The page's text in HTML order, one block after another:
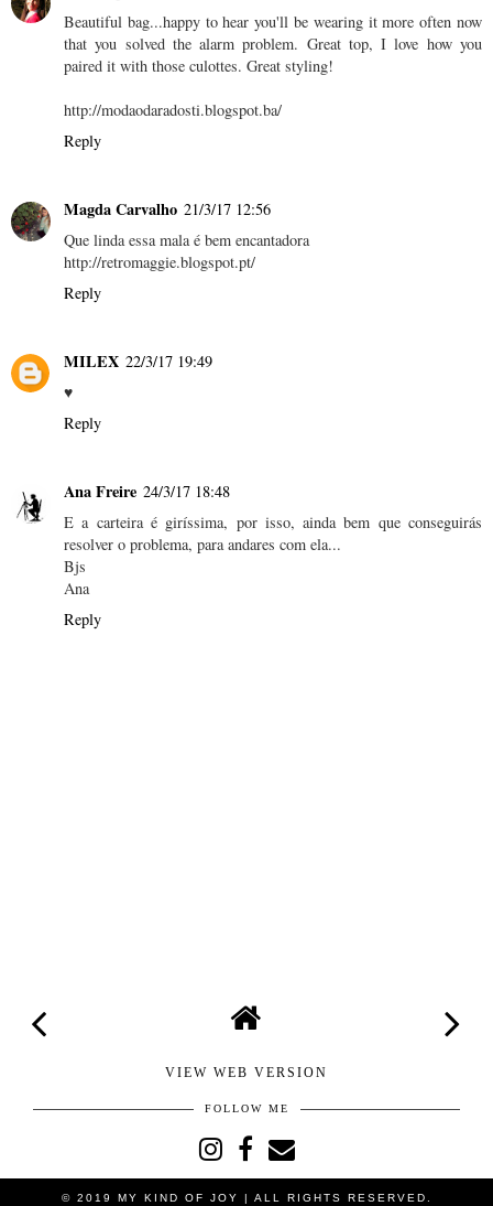
Beautiful bag...happy to hear you'll be wearing it more often now
that you solved the alarm problem. Great top, I love how you
paired it with those culottes. Great styling!
http://modaodaradosti.blogspot.ba/
Reply
Magda Carvalho 21/3/17 12:56
Que linda essa mala é bem encantadora
http://retromaggie.blogspot.pt/
Reply
MILEX 22/3/17 19:49
♥
Reply
Ana Freire 24/3/17 18:48
E a carteira é giríssima, por isso, ainda bem que conseguirás
resolver o problema, para andares com ela...
Bjs
Ana
Reply
VIEW WEB VERSION
FOLLOW ME
© 2019 MY KIND OF JOY | ALL RIGHTS RESERVED.